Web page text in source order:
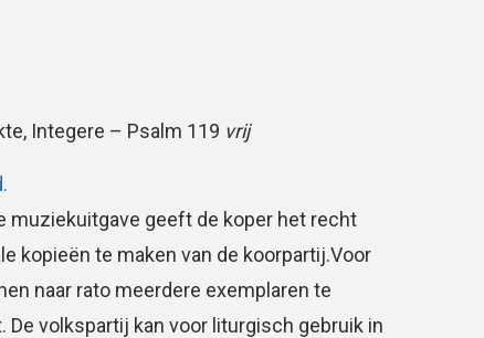
Integere – Psalm 119 vrij
muziekuitgave geeft de koper het recht
kopieën te maken van de koorpartij.Voor
naar rato meerdere exemplaren te
De volkspartij kan voor liturgisch gebruik in